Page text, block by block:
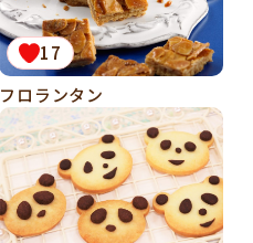
17
フロランタン